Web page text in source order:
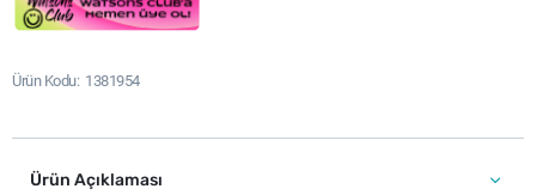
Ürün Kodu 1381954
Ürün Açıklaması